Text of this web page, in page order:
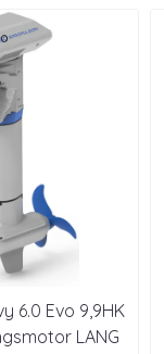
6.0 Evo 9,9HK
LANG